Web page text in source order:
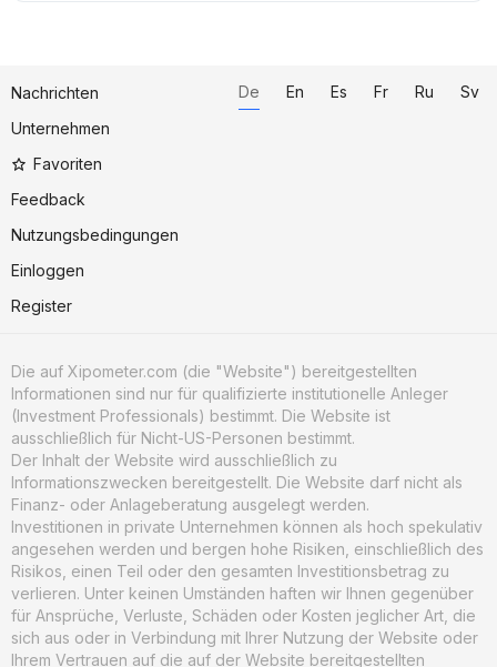
Nachrichten
Unternehmen
Favoriten
Feedback
Nutzungsbedingungen
Einloggen
Register
De En Es Fr Ru Sv
Die auf Xipometer.com (die "Website") bereitgestellten
Informationen sind nur für qualifizierte institutionelle Anleger
(Investment Professionals) bestimmt. Die Website ist
ausschließlich für Nicht-US-Personen bestimmt.
Der Inhalt der Website wird ausschließlich zu
Informationszwecken bereitgestellt. Die Website darf nicht als
Finanz- oder Anlageberatung ausgelegt werden.
Investitionen in private Unternehmen können als hoch spekulativ
angesehen werden und bergen hohe Risiken, einschließlich des
Risikos, einen Teil oder den gesamten Investitionsbetrag zu
verlieren. Unter keinen Umständen haften wir Ihnen gegenüber
für Ansprüche, Verluste, Schäden oder Kosten jeglicher Art, die
sich aus oder in Verbindung mit Ihrer Nutzung der Website oder
Ihrem Vertrauen auf die auf der Website bereitgestellten